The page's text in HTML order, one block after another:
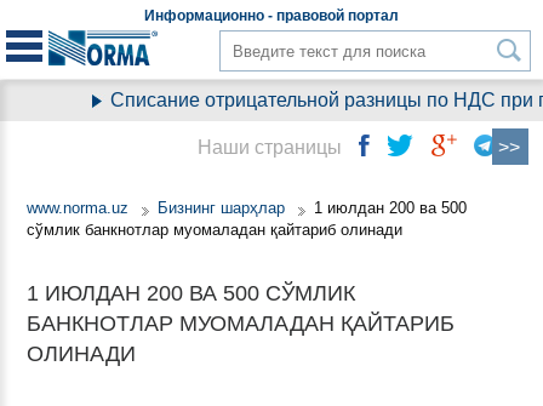
Информационно - правовой портал
Списание отрицательной разницы по НДС при
www.norma.uz Бизнинг шарҳлар
1 июлдан 200 ва 500
сўмлик банкнотлар муомаладан қайтариб олинади
1 ИЮЛДАН 200 ВА 500 СЎМЛИК
БАНКНОТЛАР МУОМАЛАДАН ҚАЙТАРИБ
ОЛИНАДИ
Наши страницы